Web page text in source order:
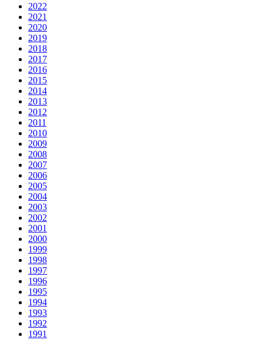
2022
2021
2020
2019
2018
2017
2016
2015
2014
2013
2012
2011
2010
2009
2008
2007
2006
2005
2004
2003
2002
2001
2000
1999
1998
1997
1996
1995
1994
1993
1992
1991